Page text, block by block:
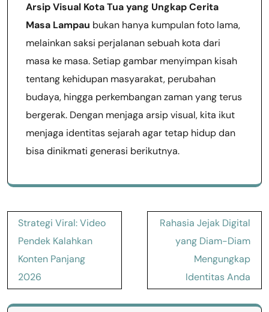
Arsip Visual Kota Tua yang Ungkap Cerita
Masa Lampau bukan hanya kumpulan foto lama,
melainkan saksi perjalanan sebuah kota dari
masa ke masa. Setiap gambar menyimpan kisah
tentang kehidupan masyarakat, perubahan
budaya, hingga perkembangan zaman yang terus
bergerak. Dengan menjaga arsip visual, kita ikut
menjaga identitas sejarah agar tetap hidup dan
bisa dinikmati generasi berikutnya.
Post
navigation
Strategi Viral: Video
Pendek Kalahkan
Konten Panjang
2026
Rahasia Jejak Digital
yang Diam-Diam
Mengungkap
Identitas Anda